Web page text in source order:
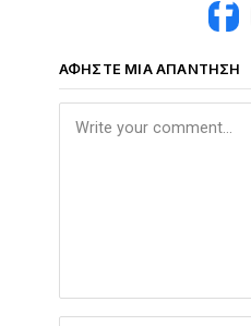
ΑΦΉΣΤΕ ΜΙΑ ΑΠΆΝΤΗΣΗ